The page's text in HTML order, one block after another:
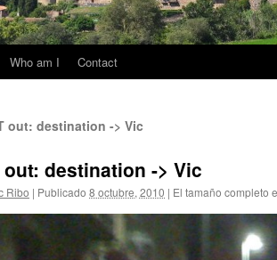
Who am I Contact
out: destination -> Vic
out: destination -> Vic
Ribo | Publicado 8 octubre, 2010 | El tamaño completo